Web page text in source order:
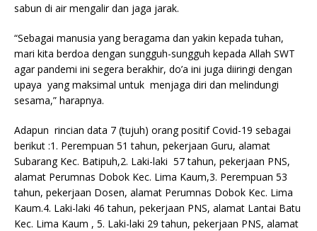
sabun di air mengalir dan jaga jarak.
“Sebagai manusia yang beragama dan yakin kepada tuhan,
mari kita berdoa dengan sungguh-sungguh kepada Allah SWT
agar pandemi ini segera berakhir, do’a ini juga diiringi dengan
upaya yang maksimal untuk menjaga diri dan melindungi
sesama,” harapnya.
Adapun rincian data 7 (tujuh) orang positif Covid-19 sebagai
berikut :1. Perempuan 51 tahun, pekerjaan Guru, alamat
Subarang Kec. Batipuh,2. Laki-laki 57 tahun, pekerjaan PNS,
alamat Perumnas Dobok Kec. Lima Kaum,3. Perempuan 53
tahun, pekerjaan Dosen, alamat Perumnas Dobok Kec. Lima
Kaum.4. Laki-laki 46 tahun, pekerjaan PNS, alamat Lantai Batu
Kec. Lima Kaum , 5. Laki-laki 29 tahun, pekerjaan PNS, alamat